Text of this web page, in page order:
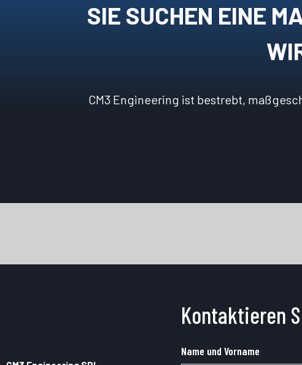
SIE SUCHEN EINE
CM3 Engineering ist bestrebt,
Kontaktieren
Name und Vorname